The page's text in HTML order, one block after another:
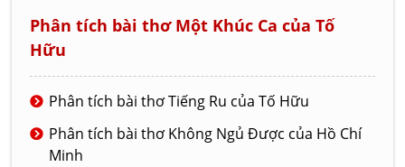
Phân tích bài thơ Một Khúc Ca của Tố
Hữu
Phân tích bài thơ Tiếng Ru của Tố Hữu
Phân tích bài thơ Không Ngủ Được của Hồ Chí
Minh